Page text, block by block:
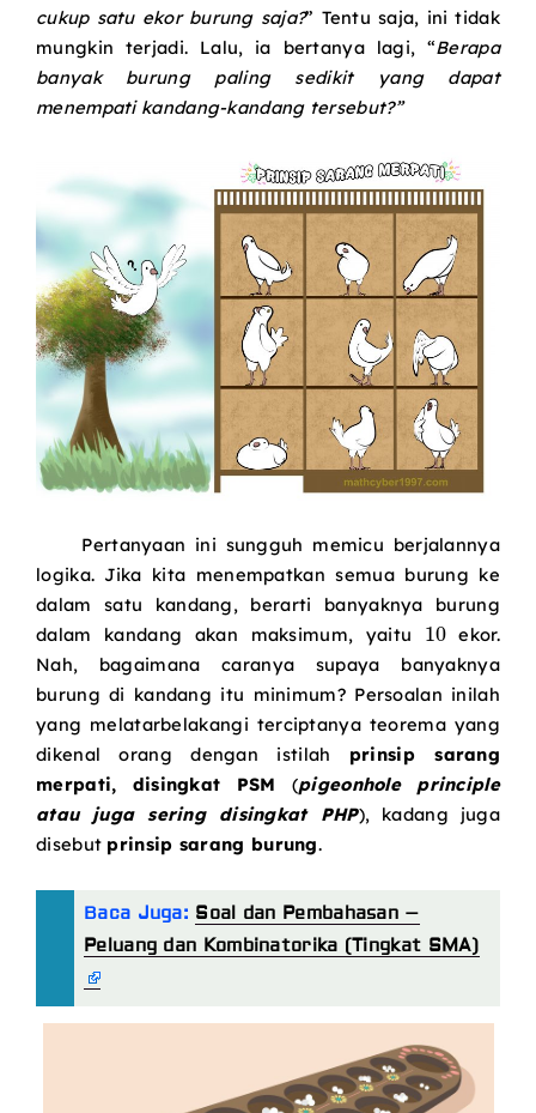
cukup satu ekor burung saja?” Tentu saja, ini tidak
mungkin terjadi. Lalu, ia bertanya lagi, “Berapa
banyak burung paling sedikit yang dapat
menempati kandang-kandang tersebut?”
Pertanyaan ini sungguh memicu berjalannya
logika. Jika kita menempatkan semua burung ke
dalam satu kandang, berarti banyaknya burung
dalam kandang akan maksimum, yaitu
10
ekor.
Nah, bagaimana caranya supaya banyaknya
burung di kandang itu minimum? Persoalan inilah
yang melatarbelakangi terciptanya teorema yang
dikenal orang dengan istilah prinsip sarang
merpati, disingkat PSM (pigeonhole principle
atau juga sering disingkat PHP), kadang juga
disebut prinsip sarang burung.
Baca Juga: Soal dan Pembahasan –
Peluang dan Kombinatorika (Tingkat SMA)